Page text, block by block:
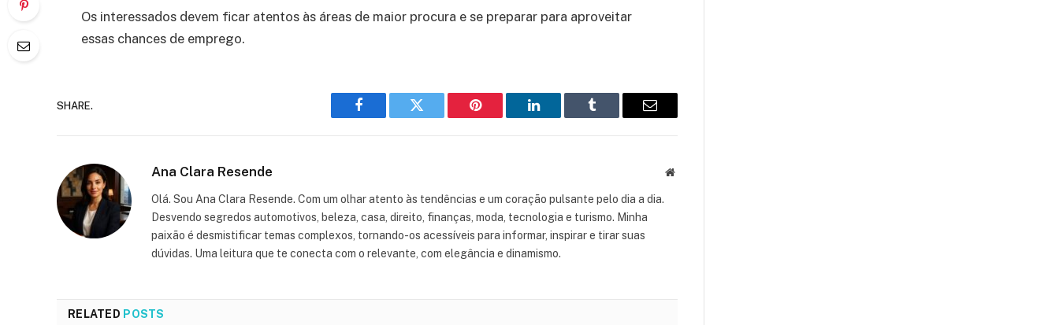
Os interessados devem ficar atentos às áreas de maior procura e se preparar para aproveitar
essas chances de emprego.
SHARE.
Facebook Twitter Pinterest LinkedIn Tumblr Email
Ana Clara Resende Website
Olá. Sou Ana Clara Resende. Com um olhar atento às tendências e um coração pulsante pelo dia a dia.
Desvendo segredos automotivos, beleza, casa, direito, finanças, moda, tecnologia e turismo. Minha
paixão é desmistificar temas complexos, tornando-os acessíveis para informar, inspirar e tirar suas
dúvidas. Uma leitura que te conecta com o relevante, com elegância e dinamismo.
RELATED POSTS